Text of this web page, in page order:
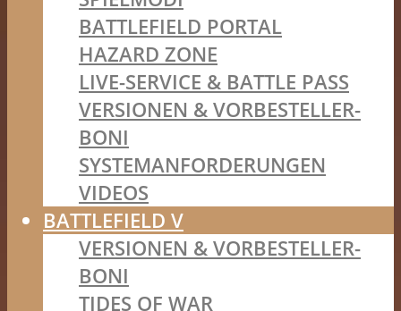
BATTLEFIELD PORTAL
HAZARD ZONE
LIVE-SERVICE & BATTLE PASS
VERSIONEN & VORBESTELLER-
BONI
SYSTEMANFORDERUNGEN
VIDEOS
BATTLEFIELD V
VERSIONEN & VORBESTELLER-
BONI
TIDES OF WAR